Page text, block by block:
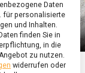
Daten
für personalisierte
und Inhalten.
finden Sie in
in die
zu nutzen.
widerrufen oder